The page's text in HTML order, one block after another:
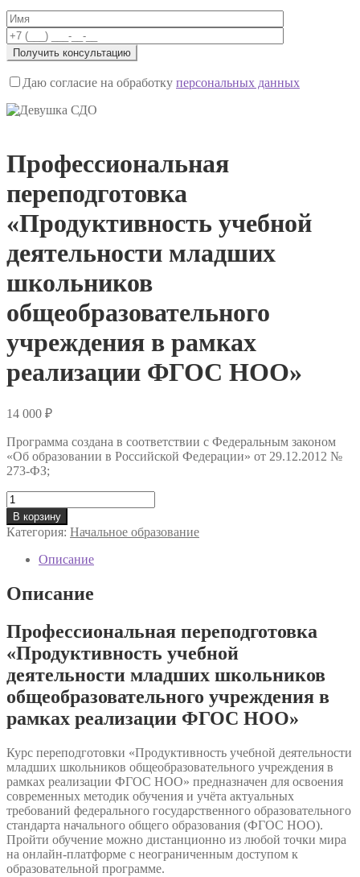
Даю согласие на обработку персональных данных
Профессиональная
переподготовка
«Продуктивность учебной
деятельности младших
школьников
общеобразовательного
учреждения в рамках
реализации ФГОС НОО»
14 000 ₽
Программа создана в соответствии с Федеральным законом
«Об образовании в Российской Федерации» от 29.12.2012 №
273-ФЗ;
Количество
товара
Профессиональная
переподготовка
«Продуктивность
учебной
деятельности
младших
общеобразовательного
учреждения
в
рамках
реализации
ФГОС
НОО»
В корзину
Категория: Начальное образование
Описание
Описание
Профессиональная переподготовка
«Продуктивность учебной
деятельности младших школьников
общеобразовательного учреждения в
рамках реализации ФГОС НОО»
Курс переподготовки «Продуктивность учебной деятельности
младших школьников общеобразовательного учреждения в
рамках реализации ФГОС НОО» предназначен для освоения
современных методик обучения и учёта актуальных
требований федерального государственного образовательного
стандарта начального общего образования (ФГОС НОО).
Пройти обучение можно дистанционно из любой точки мира
на онлайн-платформе с неограниченным доступом к
образовательной программе.